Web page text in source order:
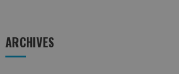
ARCHIVES